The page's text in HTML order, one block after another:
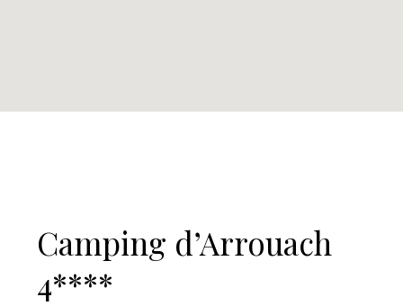
Camping d’Arrouach
4****